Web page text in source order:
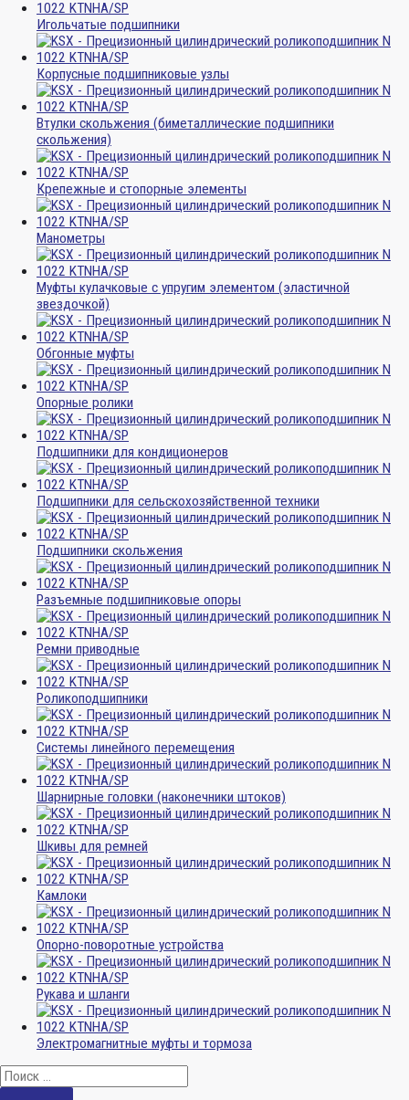
Игольчатые подшипники
Корпусные подшипниковые узлы
Втулки скольжения (биметаллические подшипники
скольжения)
Крепежные и стопорные элементы
Манометры
Муфты кулачковые с упругим элементом (эластичной
звездочкой)
Обгонные муфты
Опорные ролики
Подшипники для кондиционеров
Подшипники для сельскохозяйственной техники
Подшипники скольжения
Разъемные подшипниковые опоры
Ремни приводные
Роликоподшипники
Системы линейного перемещения
Шарнирные головки (наконечники штоков)
Шкивы для ремней
Камлоки
Опорно-поворотные устройства
Рукава и шланги
Электромагнитные муфты и тормоза